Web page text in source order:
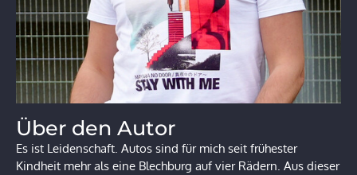
Über den Autor
Es ist Leidenschaft. Autos sind für mich seit frühester
Kindheit mehr als eine Blechburg auf vier Rädern. Aus dieser